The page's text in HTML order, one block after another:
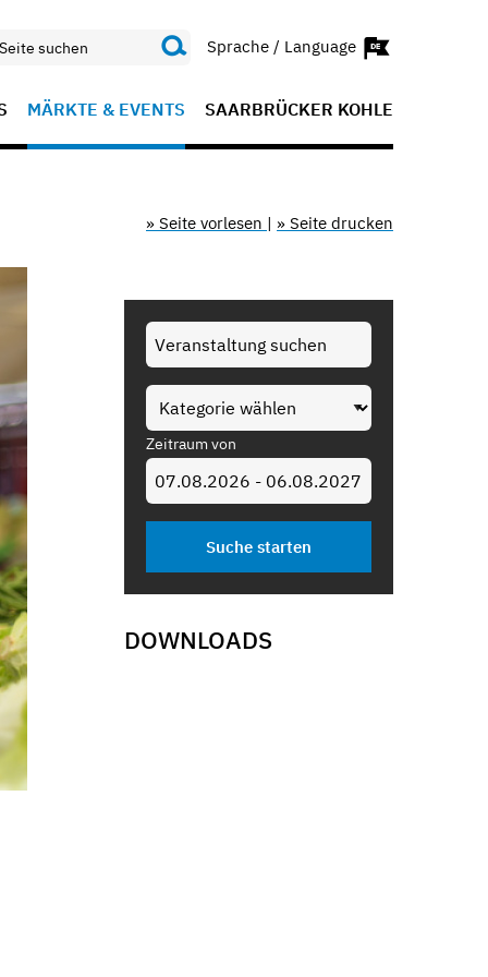
Sprache / Language
MÄRKTE & EVENTS SAARBRÜCKER KOHLE
» Seite vorlesen | » Seite drucken
Zeitraum von
DOWNLOADS